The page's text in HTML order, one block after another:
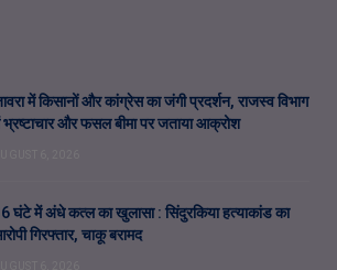
में किसानों और कांग्रेस का जंगी प्रदर्शन, राजस्व विभाग
भ्रष्टाचार और फसल बीमा पर जताया आक्रोश
घंटे में अंधे कत्ल का खुलासा : सिंदुरकिया हत्याकांड का
गिरफ्तार, चाकू बरामद